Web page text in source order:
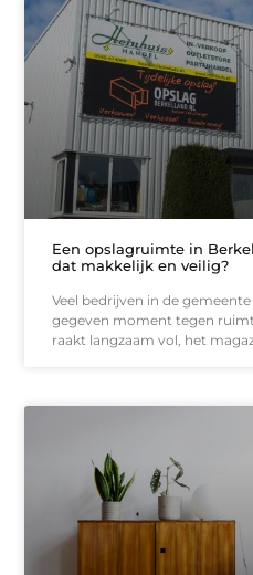
Een opslagruimte in
dat makkelijk en veilig?
Veel bedrijven in de
gegeven moment tegen
raakt langzaam vol, het